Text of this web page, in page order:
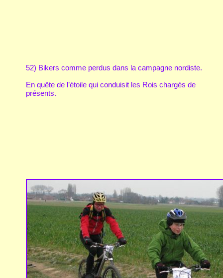
52) Bikers comme perdus dans la campagne nordiste.
En quête de l’étoile qui conduisit les Rois chargés de
présents.